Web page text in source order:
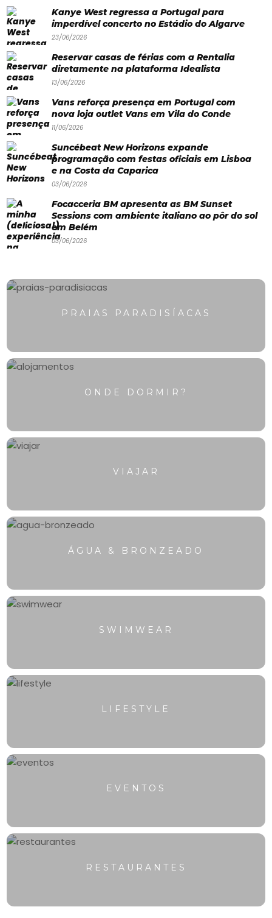
dormir?
Restaurantes
Paradisíacas
Eventos
Água
Bronzeado
Quem
Falem
💬
Kanye West regressa a Portugal para
imperdível concerto no Estádio do Algarve
23/06/2026
Reservar casas de férias com a Rentalia
diretamente na plataforma Idealista
13/06/2026
Vans reforça presença em Portugal com
nova loja outlet Vans em Vila do Conde
11/06/2026
Suncébeat New Horizons expande
programação com festas oficiais em Lisboa
e na Costa da Caparica
03/06/2026
Focacceria BM apresenta as BM Sunset
Sessions com ambiente italiano ao pôr do sol
em Belém
03/06/2026
PRAIAS PARADISÍACAS
ONDE DORMIR?
VIAJAR
ÁGUA & BRONZEADO
SWIMWEAR
LIFESTYLE
EVENTOS
RESTAURANTES